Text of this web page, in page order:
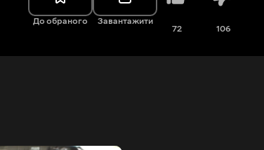
До обраного Завантажити
72 106